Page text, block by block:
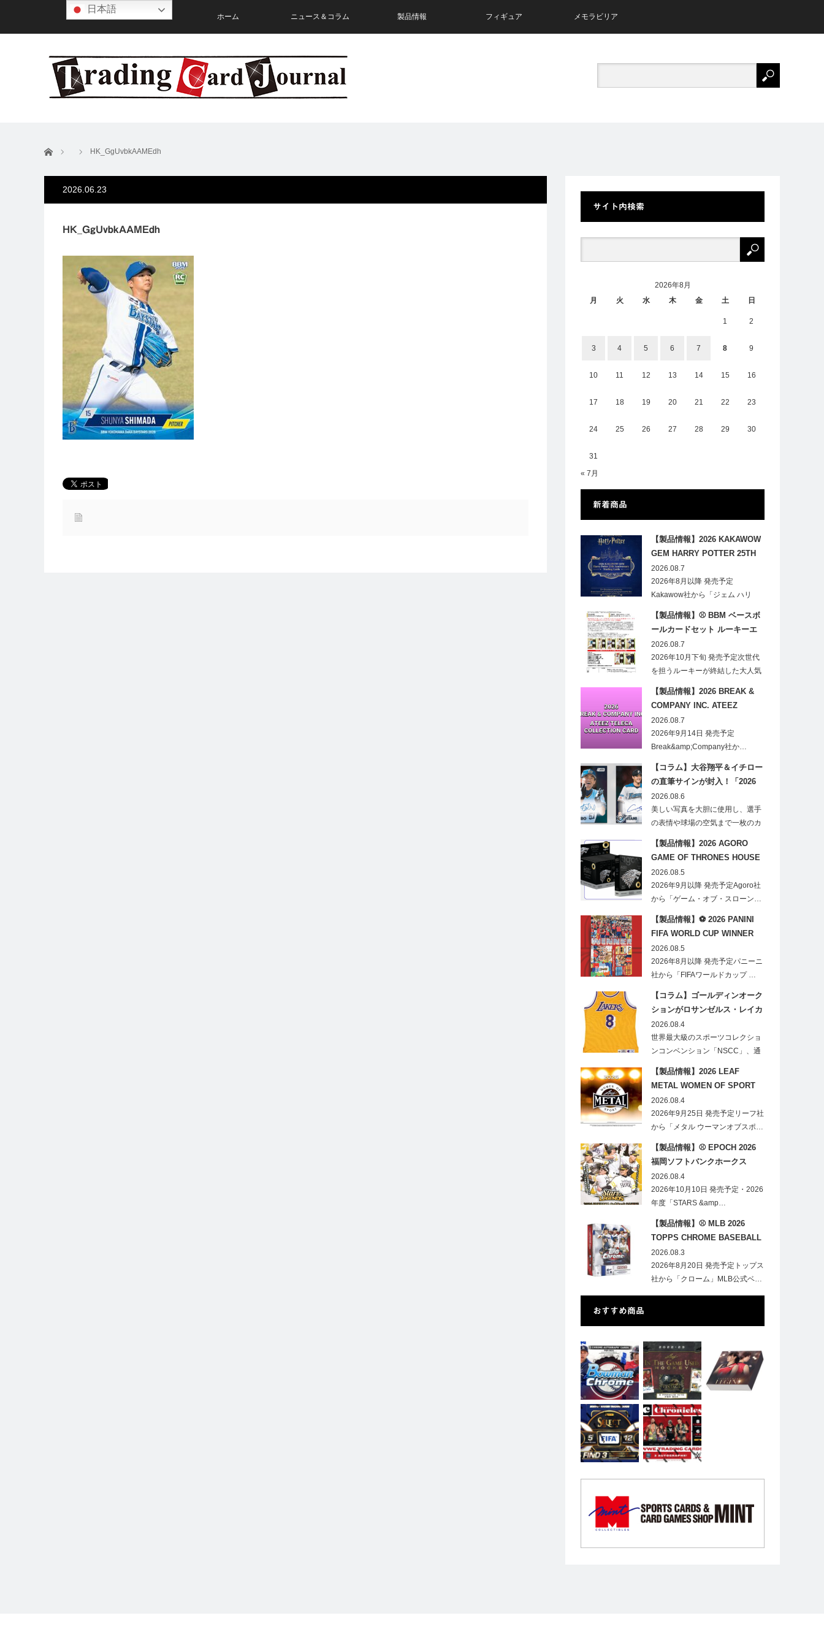
ホーム ニュース＆コラム 製品情報 フィギュア メモラビリア
ホーム HK_GgUvbkAAMEdh
2026.06.23
HK_GgUvbkAAMEdh
サイト内検索
2026年8月
月
火 水 木 金 土 日
1 2
3 4 5 6 7 8 9
10 11 12 13 14 15 16
17 18 19 20 21 22 23
24 25 26 27 28 29 30
31
« 7月
新着商品
【製品情報】2026 KAKAWOW
GEM HARRY POTTER 25TH
ANNIVERSARY TRADING
CARDS HOBBY
2026.08.7
2026年8月以降 発売予定
Kakawow社から「ジェム ハリ
【製品情報】⚾ BBM ベースボ
ールカードセット ルーキーエ
ディションプレミアム 2026
2026.08.7
2026年10月下旬 発売予定次世代
を担うルーキーが終結した大人気
【製品情報】2026 BREAK &
COMPANY INC. ATEEZ
TELECA COLLECTION CARD
2026.08.7
2026年9月14日 発売予定
Break&amp;Company社か…
【コラム】大谷翔平＆イチロー
の直筆サインが封入！「2026
Topps NPB Stadium Club」が
見逃せない
2026.08.6
美しい写真を大胆に使用し、選手
の表情や球場の空気まで一枚のカ
【製品情報】2026 AGORO
GAME OF THRONES HOUSE
STARK BLIND BOX
2026.08.5
2026年9月以降 発売予定Agoro社
から「ゲーム・オブ・スローン…
【製品情報】⚽ 2026 PANINI
FIFA WORLD CUP WINNER
STICKER POSTER
2026.08.5
2026年8月以降 発売予定パニーニ
社から「FIFAワールドカップ …
【コラム】ゴールディンオーク
ションがロサンゼルス・レイカ
ーズのオフィシャルオークショ
ンスポンサーに！
2026.08.4
世界最大級のスポーツコレクショ
ンコンベンション「NSCC」、通
【製品情報】2026 LEAF
METAL WOMEN OF SPORT
HOBBY
2026.08.4
2026年9月25日 発売予定リーフ社
から「メタル ウーマンオブスポ…
【製品情報】⚾ EPOCH 2026
福岡ソフトバンクホークス
STARS&LEGENDS ベースボー
ルカード
2026.08.4
2026年10月10日 発売予定・2026
年度「STARS &amp…
【製品情報】⚾ MLB 2026
TOPPS CHROME BASEBALL
LOGOFRACTOR
2026.08.3
2026年8月20日 発売予定トップス
社から「クローム」MLB公式ベ…
おすすめ商品
日本語